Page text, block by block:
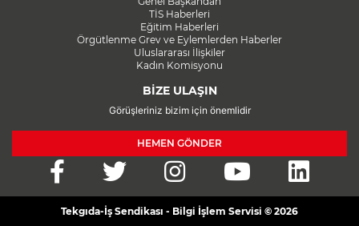
TİS Haberleri
Eğitim Haberleri
Örgütlenme Grev ve Eylemlerden Haberler
Uluslararası İlişkiler
Kadın Komisyonu
BİZE ULAŞIN
Görüşleriniz bizim için önemlidir
HEMEN GÖNDER
Tekgıda-İş Sendikası - Bilgi İşlem Servisi © 2026